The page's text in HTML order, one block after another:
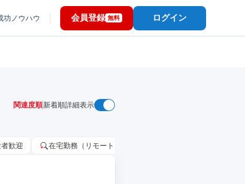
功ノウハウ 会員登録 無料 ログイン
関連度順新着順詳細表示
歓迎 在宅勤務（リモートワーク）OK